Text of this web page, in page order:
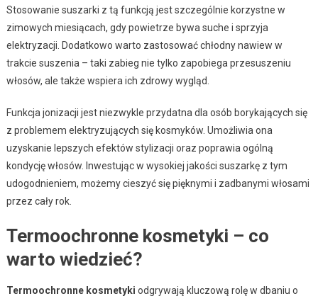
Stosowanie suszarki z tą funkcją jest szczególnie korzystne w
zimowych miesiącach, gdy powietrze bywa suche i sprzyja
elektryzacji. Dodatkowo warto zastosować chłodny nawiew w
trakcie suszenia – taki zabieg nie tylko zapobiega przesuszeniu
włosów, ale także wspiera ich zdrowy wygląd.
Funkcja jonizacji jest niezwykle przydatna dla osób borykających się
z problemem elektryzujących się kosmyków. Umożliwia ona
uzyskanie lepszych efektów stylizacji oraz poprawia ogólną
kondycję włosów. Inwestując w wysokiej jakości suszarkę z tym
udogodnieniem, możemy cieszyć się pięknymi i zadbanymi włosami
przez cały rok.
Termoochronne kosmetyki – co
warto wiedzieć?
Termoochronne kosmetyki odgrywają kluczową rolę w dbaniu o